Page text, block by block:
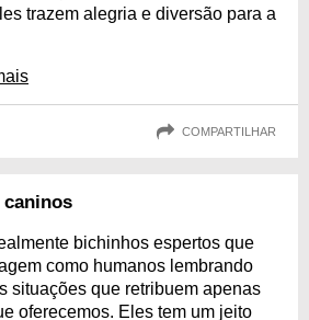
trazem alegria e diversão para a
COMPARTILHAR
caninos
bichinhos espertos que
como humanos lembrando
situações que retribuem apenas
oferecemos. Eles tem um jeito